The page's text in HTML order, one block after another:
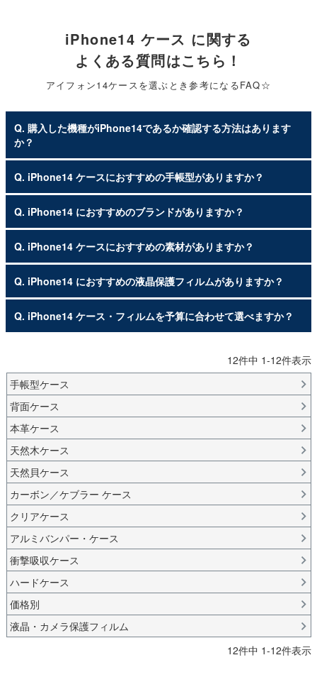
iPhone14 ケース に関する
よくある質問はこちら！
アイフォン14ケースを選ぶとき参考になるFAQ☆
Q. 購入した機種がiPhone14であるか確認する方法はあります
か？
Q. iPhone14 ケースにおすすめの手帳型がありますか？
Q. iPhone14 におすすめのブランドがありますか？
Q. iPhone14 ケースにおすすめの素材がありますか？
Q. iPhone14 におすすめの液晶保護フィルムがありますか？
Q. iPhone14 ケース・フィルムを予算に合わせて選べますか？
12件中 1-12件表示
手帳型ケース
背面ケース
本革ケース
天然木ケース
天然貝ケース
カーボン／ケブラー ケース
クリアケース
アルミバンパー・ケース
衝撃吸収ケース
ハードケース
価格別
液晶・カメラ保護フィルム
12件中 1-12件表示